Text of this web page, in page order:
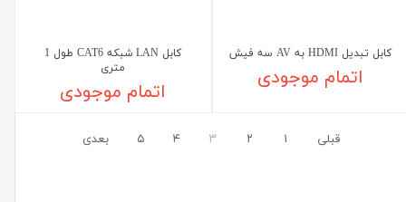
کابل تبدیل HDMI به AV سه فیش
اتمام موجودی
کابل LAN شبکه CAT6 طول 1
متری
اتمام موجودی
قبلی ۱ ۲ ۳ ۴ ۵ بعدی